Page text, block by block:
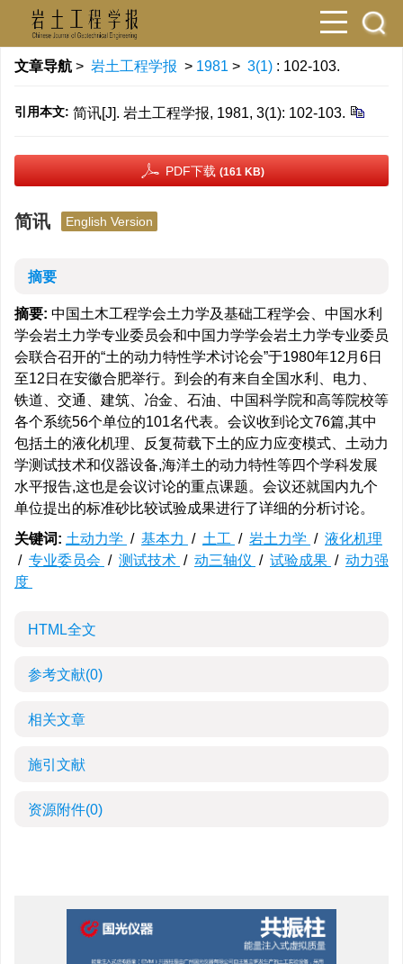
文章导航 > 岩土工程学报 > 1981 > 3(1) : 102-103.
引用本文: 简讯[J]. 岩土工程学报, 1981, 3(1): 102-103.
PDF下载 (161 KB)
简讯 English Version
摘要
摘要: 中国土木工程学会土力学及基础工程学会、中国水利
学会岩土力学专业委员会和中国力学学会岩土力学专业委员
会联合召开的“土的动力特性学术讨论会”于1980年12月6日
至12日在安徽合肥举行。到会的有来自全国水利、电力、
铁道、交通、建筑、冶金、石油、中国科学院和高等院校等
各个系统56个单位的101名代表。会议收到论文76篇,其中
包括土的液化机理、反复荷载下土的应力应变模式、土动力
学测试技术和仪器设备,海洋土的动力特性等四个学科发展
水平报告,这也是会议讨论的重点课题。会议还就国内九个
单位提出的标准砂比较试验成果进行了详细的分析讨论。
关键词: 土动力学 / 基本力 / 土工 / 岩土力学 / 液化机理
/ 专业委员会 / 测试技术 / 动三轴仪 / 试验成果 / 动力强
度
HTML全文
参考文献(0)
相关文章
施引文献
资源附件(0)